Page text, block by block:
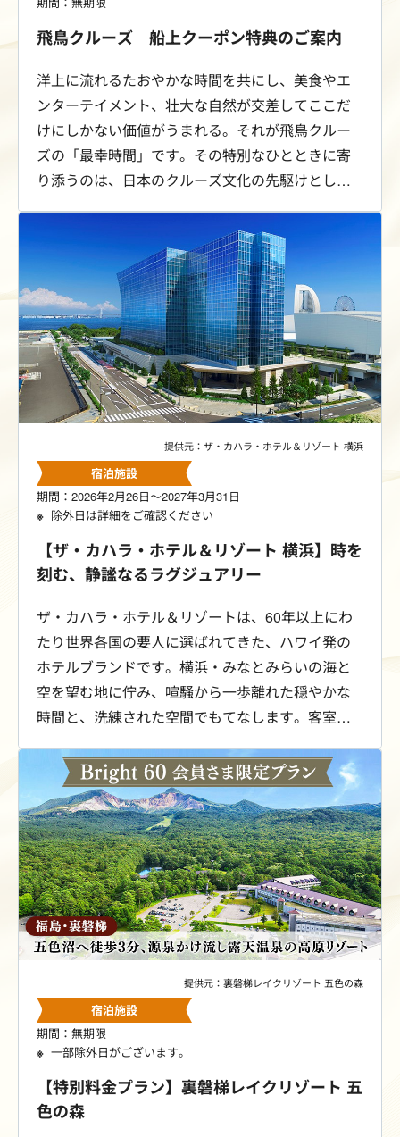
飛鳥クルーズ 船上クーポン特典のご案内
洋上に流れるたおやかな時間を共にし、美食やエ
ンターテイメント、壮大な自然が交差してここだ
けにしかない価値がうまれる。それが飛鳥クルー
ズの「最幸時間」です。その特別なひとときに寄
り添うのは、日本のクルーズ文化の先駆けとし
の心。さぁ、海の彼方へ。最幸時間を、飛鳥クル
ーズで。
提供元：ザ・カハラ・ホテル＆リゾート 横浜
宿泊施設
期間：2026年2月26日～2027年3月31日
除外日は詳細をご確認ください
【ザ・カハラ・ホテル＆リゾート 横浜】時を
刻む、静謐なるラグジュアリー
ザ・カハラ・ホテル＆リゾートは、60年以上にわ
たり世界各国の要人に選ばれてきた、ハワイ発の
ホテルブランドです。横浜・みなとみらいの海と
空を望む地に佇み、喧騒から一歩離れた穏やかな
時間と、洗練された空間でもてなします。客室、
在そのものが記憶に残る、深い寛ぎのひとときを
お届けします。
提供元：裏磐梯レイクリゾート 五色の森
宿泊施設
期間：無期限
一部除外日がございます。
【特別料金プラン】裏磐梯レイクリゾート 五
色の森